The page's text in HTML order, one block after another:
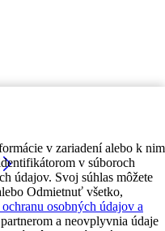
v zariadení alebo k nim
v súboroch
údajov. Svoj súhlas môžete
Odmietnuť všetko,
osobných údajov a
a neovplyvnia údaje